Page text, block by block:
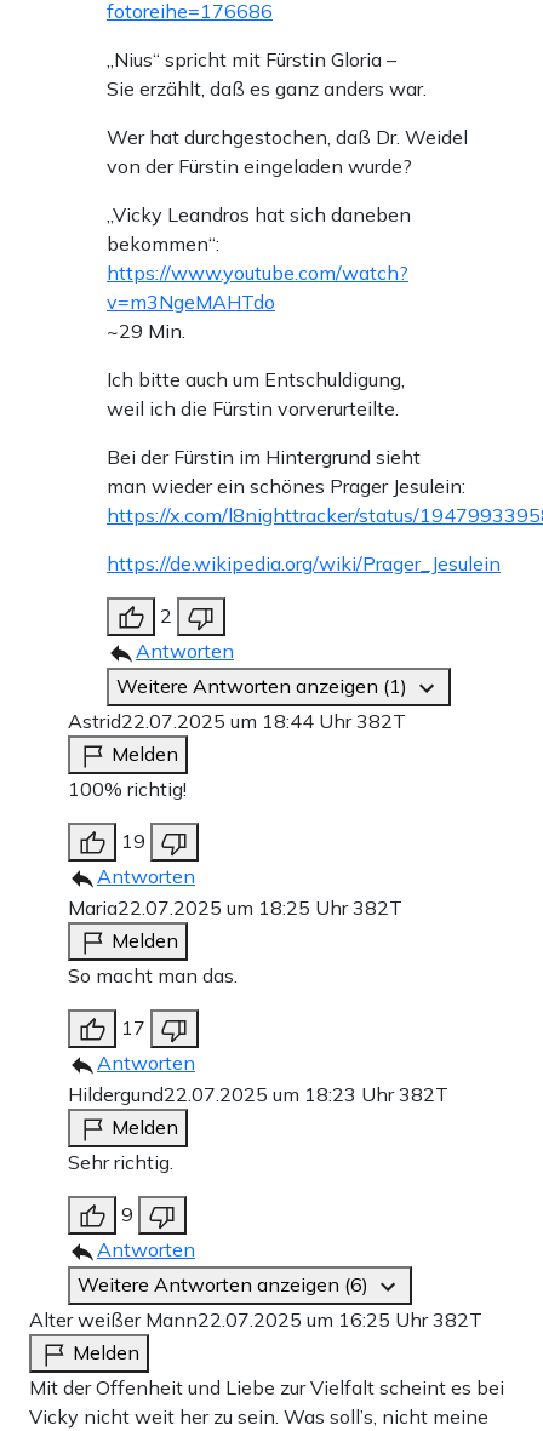
fotoreihe=176686
„Nius“ spricht mit Fürstin Gloria –
Sie erzählt, daß es ganz anders war.
Wer hat durchgestochen, daß Dr. Weidel
von der Fürstin eingeladen wurde?
„Vicky Leandros hat sich daneben
bekommen“:
https://www.youtube.com/watch?
v=m3NgeMAHTdo
~29 Min.
Ich bitte auch um Entschuldigung,
weil ich die Fürstin vorverurteilte.
Bei der Fürstin im Hintergrund sieht
man wieder ein schönes Prager Jesulein:
https://x.com/l8nighttracker/status/
https://de.wikipedia.org/wiki/Prager_Jesulein
2
Antworten
Weitere Antworten anzeigen (1)
Astrid22.07.2025 um 18:44 Uhr382T
Melden
100% richtig!
19
Antworten
Maria22.07.2025 um 18:25 Uhr382T
Melden
So macht man das.
17
Antworten
Hildergund22.07.2025 um 18:23 Uhr382T
Melden
Sehr richtig.
9
Antworten
Weitere Antworten anzeigen (6)
Alter weißer Mann22.07.2025 um 16:25 Uhr382T
Melden
Mit der Offenheit und Liebe zur Vielfalt scheint es bei
Vicky nicht weit her zu sein. Was soll’s, nicht meine